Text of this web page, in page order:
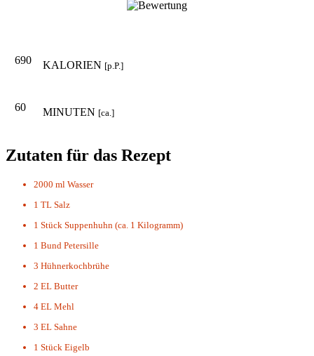
690 KALORIEN [p.P.]
60 MINUTEN [ca.]
Zutaten für das Rezept
2000 ml Wasser
1 TL Salz
1 Stück Suppenhuhn (ca. 1 Kilogramm)
1 Bund Petersille
3 Hühnerkochbrühe
2 EL Butter
4 EL Mehl
3 EL Sahne
1 Stück Eigelb